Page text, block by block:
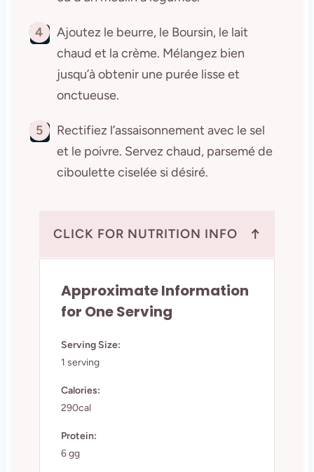
4
Ajoutez le beurre, le Boursin, le lait
chaud et la crème. Mélangez bien
jusqu’à obtenir une purée lisse et
onctueuse.
5
Rectifiez l’assaisonnement avec le sel
et le poivre. Servez chaud, parsemé de
ciboulette ciselée si désiré.
CLICK FOR NUTRITION INFO ↑
Approximate Information
for One Serving
Serving Size:
1 serving
Calories:
290cal
Protein:
6 gg